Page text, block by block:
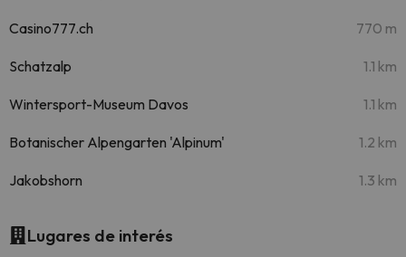
Casino777.ch 770 m
Schatzalp 1.1 km
Wintersport-Museum Davos 1.1 km
Botanischer Alpengarten 'Alpinum' 1.2 km
Jakobshorn 1.3 km
Lugares de interés